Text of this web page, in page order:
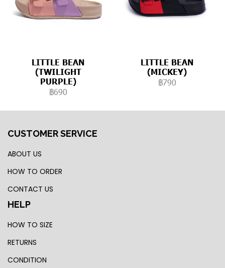
LITTLE BEAN
(TWILIGHT
PURPLE)
฿690
LITTLE BEAN
(MICKEY)
฿790
CUSTOMER SERVICE
ABOUT US
HOW TO ORDER
CONTACT US
HELP
HOW TO SIZE
RETURNS
CONDITION